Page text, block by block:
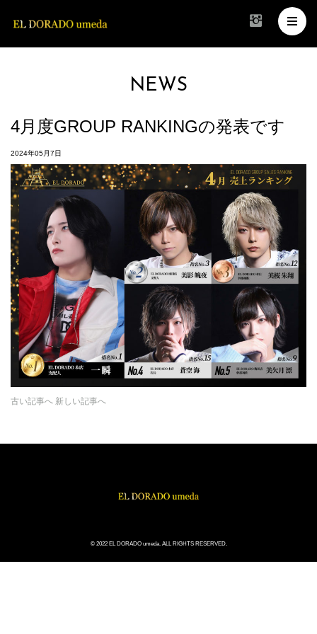
NEWS
4月度GROUP RANKINGの発表です
2024年05月7日
古い記事へ 新しい記事へ
© 2022 EL DORADO umeda. ALL RIGHTS RESERVED.